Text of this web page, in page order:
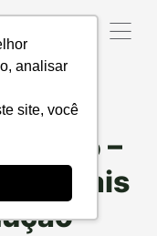
analisar
site, você
–
Mais